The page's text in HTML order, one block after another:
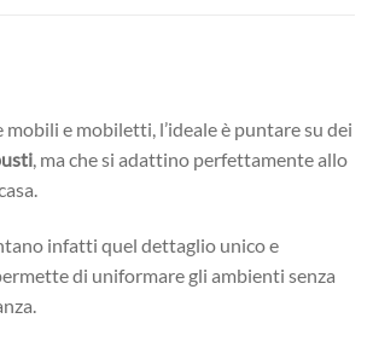
mobili e mobiletti, l’ideale è puntare su dei
, ma che si adattino perfettamente allo
infatti quel dettaglio unico e
di uniformare gli ambienti senza